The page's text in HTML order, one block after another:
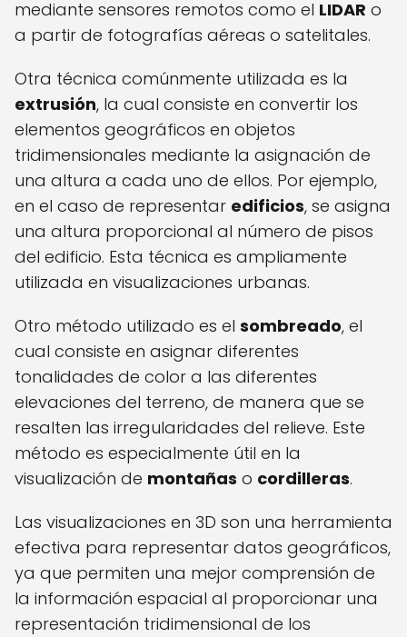
mediante sensores remotos como el LIDAR o
a partir de fotografías aéreas o satelitales.
Otra técnica comúnmente utilizada es la
extrusión, la cual consiste en convertir los
elementos geográficos en objetos
tridimensionales mediante la asignación de
una altura a cada uno de ellos. Por ejemplo,
en el caso de representar edificios, se asigna
una altura proporcional al número de pisos
del edificio. Esta técnica es ampliamente
utilizada en visualizaciones urbanas.
Otro método utilizado es el sombreado, el
cual consiste en asignar diferentes
tonalidades de color a las diferentes
elevaciones del terreno, de manera que se
resalten las irregularidades del relieve. Este
método es especialmente útil en la
visualización de montañas o cordilleras.
Las visualizaciones en 3D son una herramienta
efectiva para representar datos geográficos,
ya que permiten una mejor comprensión de
la información espacial al proporcionar una
representación tridimensional de los